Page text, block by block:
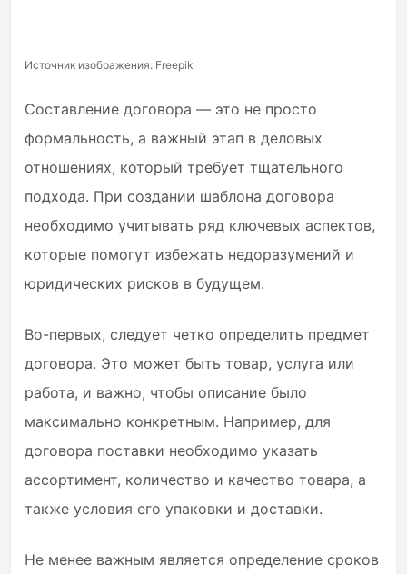
Источник изображения: Freepik
Составление договора — это не просто
формальность, а важный этап в деловых
отношениях, который требует тщательного
подхода. При создании шаблона договора
необходимо учитывать ряд ключевых аспектов,
которые помогут избежать недоразумений и
юридических рисков в будущем.
Во-первых, следует четко определить предмет
договора. Это может быть товар, услуга или
работа, и важно, чтобы описание было
максимально конкретным. Например, для
договора поставки необходимо указать
ассортимент, количество и качество товара, а
также условия его упаковки и доставки.
Не менее важным является определение сроков